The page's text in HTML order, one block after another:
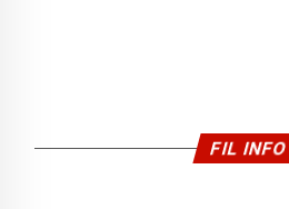
FIL INFO